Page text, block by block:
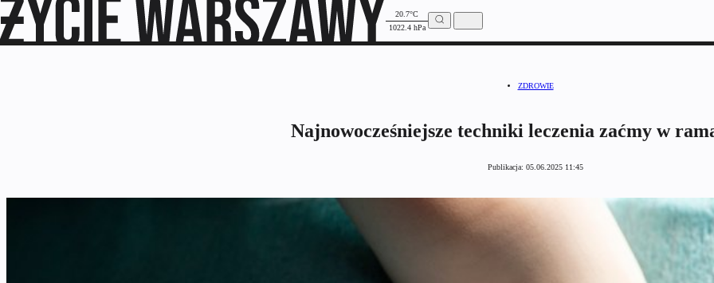
20.7°C
1022.4 hPa
ZDROWIE
Najnowocześniejsze techniki leczenia zaćmy w
Publikacja: 05.06.2025 11:45